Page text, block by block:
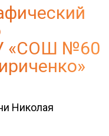
«СОШ №60
Николая